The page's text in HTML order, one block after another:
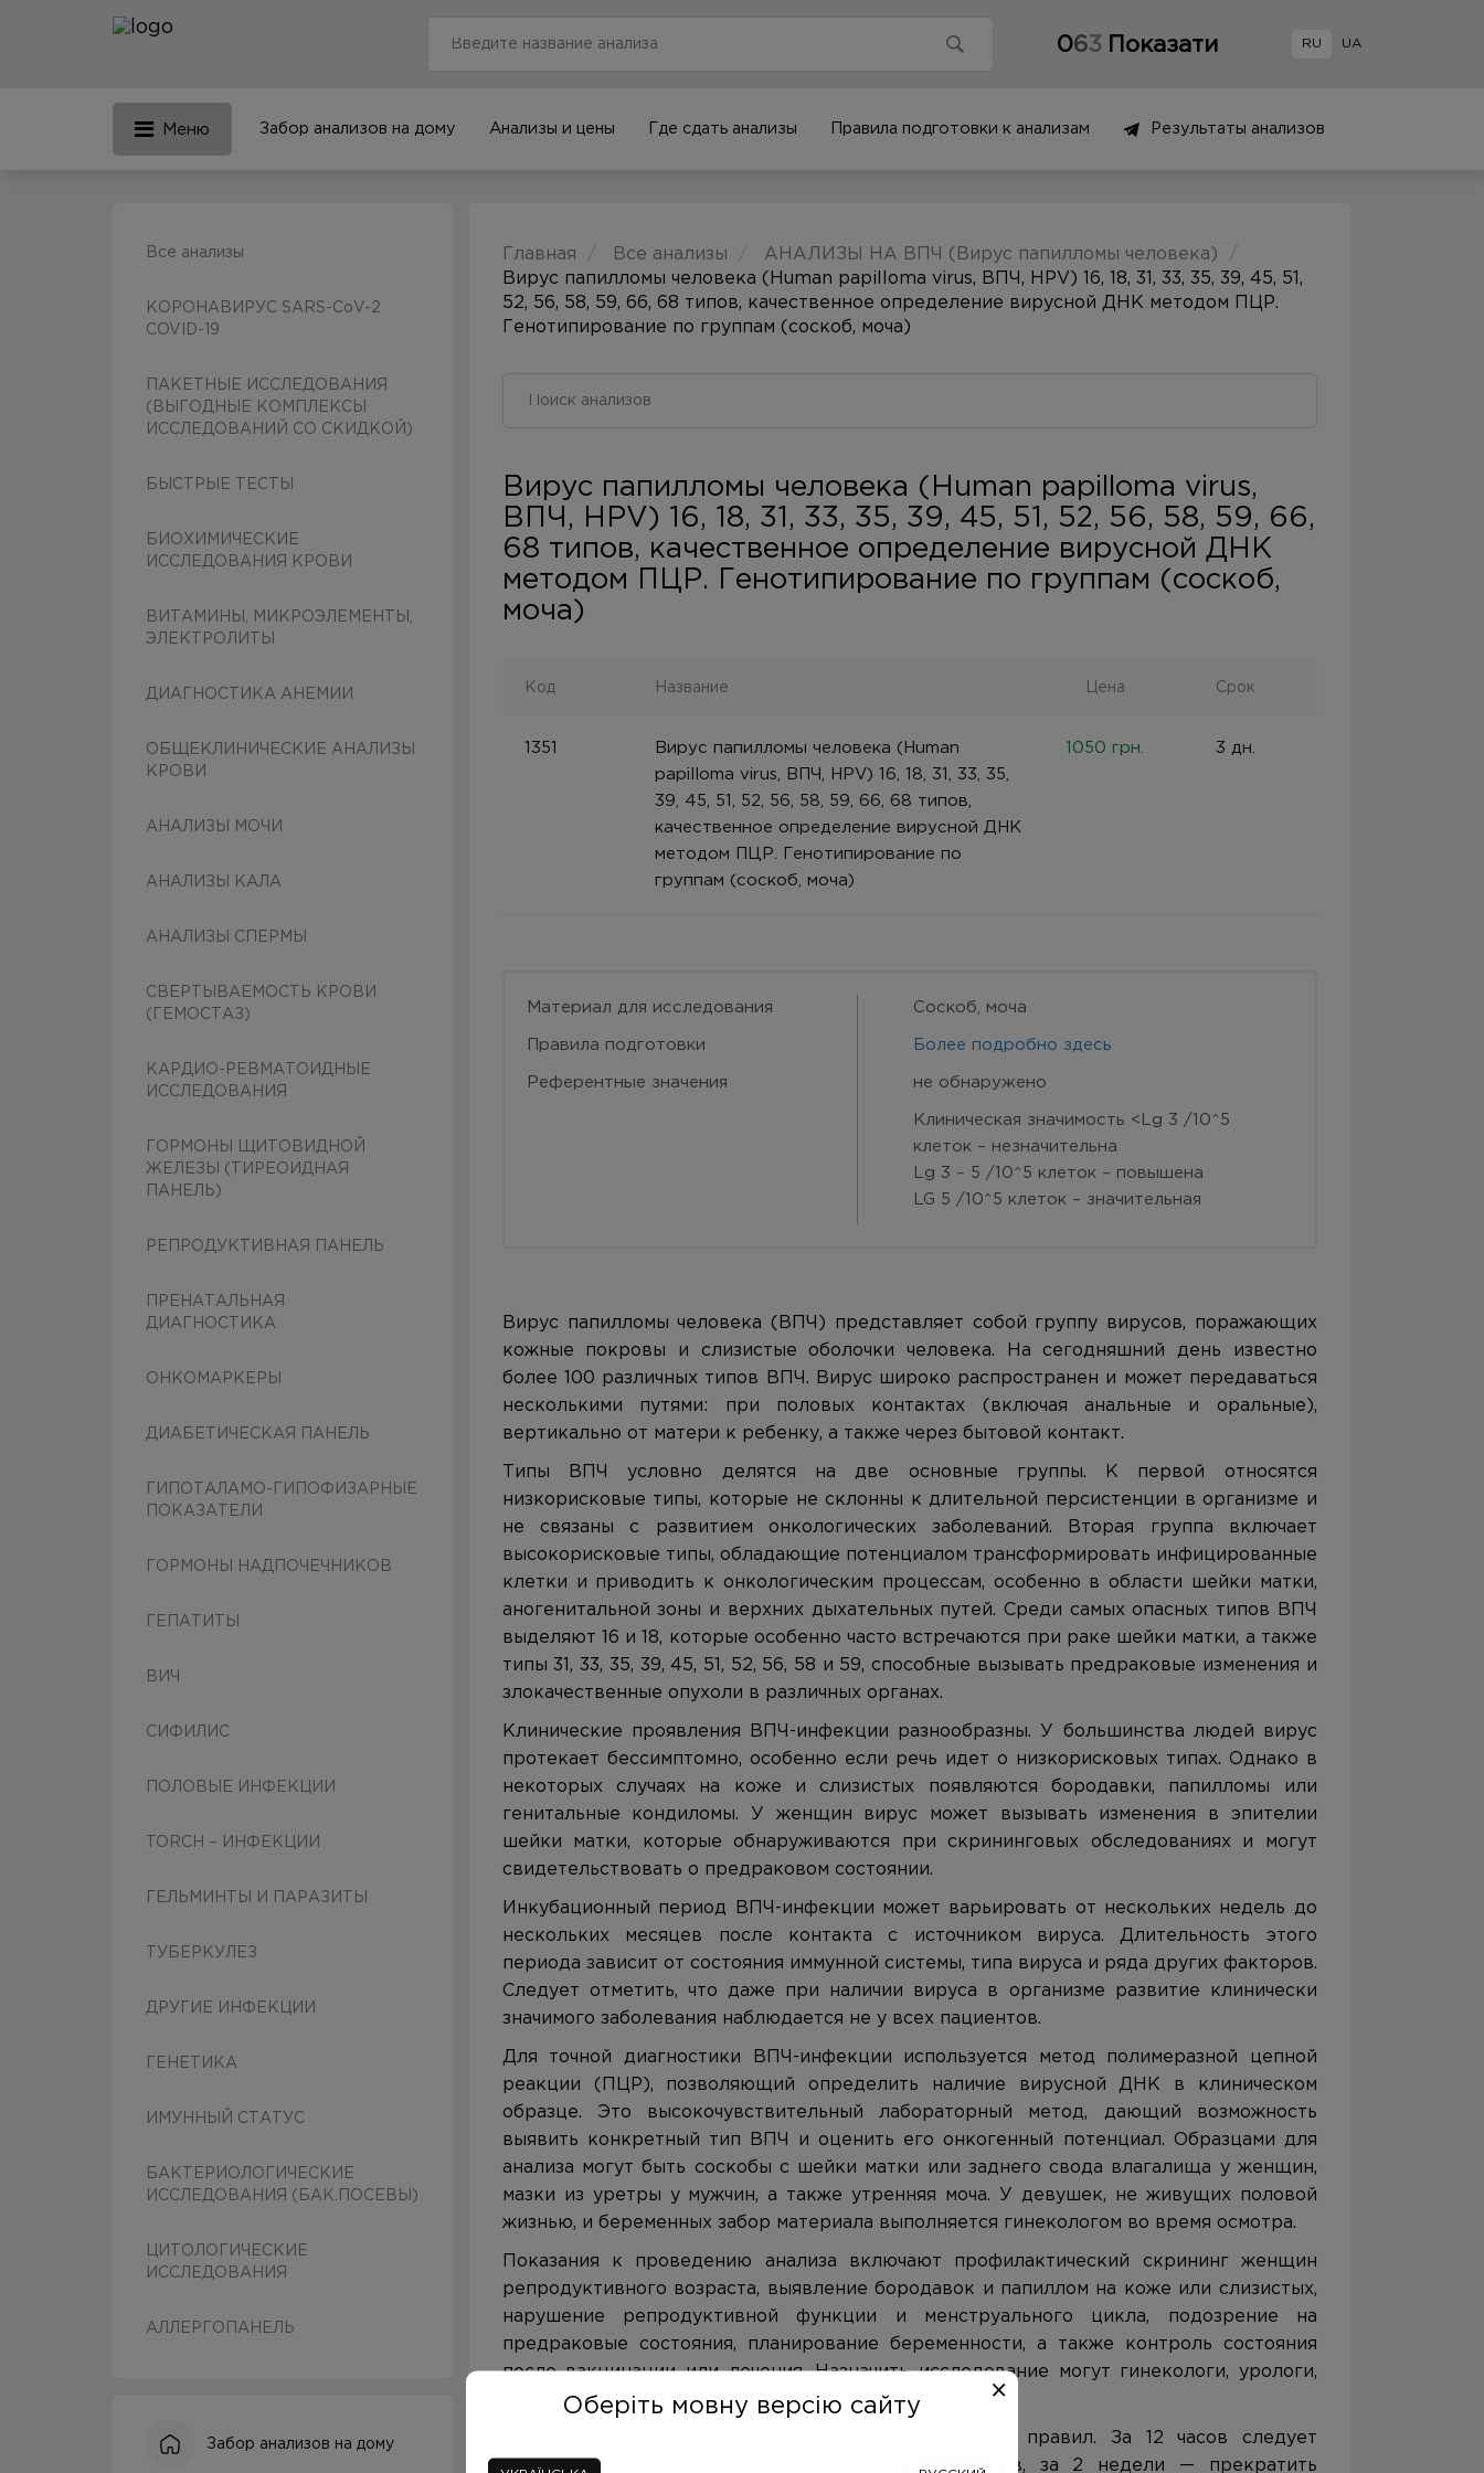
063 Показати RU UA
Меню Забор анализов на дому Анализы и цены Где сдать анализы Правила подготовки к анализам Результаты анализов
Все анализы
КОРОНАВИРУС SARS-CoV-2
COVID-19
ПАКЕТНЫЕ ИССЛЕДОВАНИЯ
(ВЫГОДНЫЕ КОМПЛЕКСЫ
ИССЛЕДОВАНИЙ СО СКИДКОЙ)
БЫСТРЫЕ ТЕСТЫ
БИОХИМИЧЕСКИЕ
ИССЛЕДОВАНИЯ КРОВИ
ВИТАМИНЫ, МИКРОЭЛЕМЕНТЫ,
ЭЛЕКТРОЛИТЫ
ДИАГНОСТИКА АНЕМИИ
ОБЩЕКЛИНИЧЕСКИЕ АНАЛИЗЫ
КРОВИ
АНАЛИЗЫ МОЧИ
АНАЛИЗЫ КАЛА
АНАЛИЗЫ СПЕРМЫ
СВЕРТЫВАЕМОСТЬ КРОВИ
(ГЕМОСТАЗ)
КАРДИО-РЕВМАТОИДНЫЕ
ИССЛЕДОВАНИЯ
ГОРМОНЫ ЩИТОВИДНОЙ
ЖЕЛЕЗЫ (ТИРЕОИДНАЯ
ПАНЕЛЬ)
РЕПРОДУКТИВНАЯ ПАНЕЛЬ
ПРЕНАТАЛЬНАЯ
ДИАГНОСТИКА
ОНКОМАРКЕРЫ
ДИАБЕТИЧЕСКАЯ ПАНЕЛЬ
ГИПОТАЛАМО-ГИПОФИЗАРНЫЕ
ПОКАЗАТЕЛИ
ГОРМОНЫ НАДПОЧЕЧНИКОВ
ГЕПАТИТЫ
ВИЧ
СИФИЛИС
ПОЛОВЫЕ ИНФЕКЦИИ
TORCH – ИНФЕКЦИИ
ГЕЛЬМИНТЫ И ПАРАЗИТЫ
ТУБЕРКУЛЕЗ
ДРУГИЕ ИНФЕКЦИИ
ГЕНЕТИКА
ИМУННЫЙ СТАТУС
БАКТЕРИОЛОГИЧЕСКИЕ
ИССЛЕДОВАНИЯ (БАК.ПОСЕВЫ)
ЦИТОЛОГИЧЕСКИЕ
ИССЛЕДОВАНИЯ
АЛЛЕРГОПАНЕЛЬ
Забор анализов на дому
Главная Все анализы
АНАЛИЗЫ НА ВПЧ (Вирус папилломы человека)
Вирус папилломы человека (Human papilloma virus, ВПЧ, HPV) 16, 18, 31, 33, 35, 39, 45, 51,
52, 56, 58, 59, 66, 68 типов, качественное определение вирусной ДНК методом ПЦР.
Генотипирование по группам (соскоб, моча)
Вирус папилломы человека (Human papilloma virus,
ВПЧ, HPV) 16, 18, 31, 33, 35, 39, 45, 51, 52, 56, 58, 59, 66,
68 типов, качественное определение вирусной ДНК
методом ПЦР. Генотипирование по группам (соскоб,
моча)
Код Название Цена Срок
1351
Вирус папилломы человека (Human
papilloma virus, ВПЧ, HPV) 16, 18, 31, 33, 35,
39, 45, 51, 52, 56, 58, 59, 66, 68 типов,
качественное определение вирусной ДНК
методом ПЦР. Генотипирование по
группам (соскоб, моча)
1050 грн. 3 дн.
Материал для исследования Соскоб, моча
Правила подготовки Более подробно здесь
Референтные значения не обнаружено
Клиническая значимость <Lg 3 /10^5
клеток – незначительна
Lg 3 – 5 /10^5 клеток – повышена
LG 5 /10^5 клеток – значительная
Вирус папилломы человека (ВПЧ) представляет собой группу вирусов, поражающих
кожные покровы и слизистые оболочки человека. На сегодняшний день известно
более 100 различных типов ВПЧ. Вирус широко распространен и может передаваться
несколькими путями: при половых контактах (включая анальные и оральные),
вертикально от матери к ребенку, а также через бытовой контакт.
Типы ВПЧ условно делятся на две основные группы. К первой относятся
низкорисковые типы, которые не склонны к длительной персистенции в организме и
не связаны с развитием онкологических заболеваний. Вторая группа включает
высокорисковые типы, обладающие потенциалом трансформировать инфицированные
клетки и приводить к онкологическим процессам, особенно в области шейки матки,
аногенитальной зоны и верхних дыхательных путей. Среди самых опасных типов ВПЧ
выделяют 16 и 18, которые особенно часто встречаются при раке шейки матки, а также
типы 31, 33, 35, 39, 45, 51, 52, 56, 58 и 59, способные вызывать предраковые изменения и
злокачественные опухоли в различных органах.
Клинические проявления ВПЧ-инфекции разнообразны. У большинства людей вирус
протекает бессимптомно, особенно если речь идет о низкорисковых типах. Однако в
некоторых случаях на коже и слизистых появляются бородавки, папилломы или
генитальные кондиломы. У женщин вирус может вызывать изменения в эпителии
шейки матки, которые обнаруживаются при скрининговых обследованиях и могут
свидетельствовать о предраковом состоянии.
Инкубационный период ВПЧ-инфекции может варьировать от нескольких недель до
нескольких месяцев после контакта с источником вируса. Длительность этого
периода зависит от состояния иммунной системы, типа вируса и ряда других факторов.
Следует отметить, что даже при наличии вируса в организме развитие клинически
значимого заболевания наблюдается не у всех пациентов.
Для точной диагностики ВПЧ-инфекции используется метод полимеразной цепной
реакции (ПЦР), позволяющий определить наличие вирусной ДНК в клиническом
образце. Это высокочувствительный лабораторный метод, дающий возможность
выявить конкретный тип ВПЧ и оценить его онкогенный потенциал. Образцами для
анализа могут быть соскобы с шейки матки или заднего свода влагалища у женщин,
мазки из уретры у мужчин, а также утренняя моча. У девушек, не живущих половой
жизнью, и беременных забор материала выполняется гинекологом во время осмотра.
Показания к проведению анализа включают профилактический скрининг женщин
репродуктивного возраста, выявление бородавок и папиллом на коже или слизистых,
нарушение репродуктивной функции и менструального цикла, подозрение на
предраковые состояния, планирование беременности, а также контроль состояния
после вакцинации или лечения. Назначить исследование могут гинекологи, урологи,
венерологи, онкологи, терапевты и семейные врачи.
Перед сдачей анализа необходимо соблюдать ряд правил. За 12 часов следует
исключить прием витаминов и мочегонных средств, за 2 недели — прекратить
Оберіть мовну версію сайту